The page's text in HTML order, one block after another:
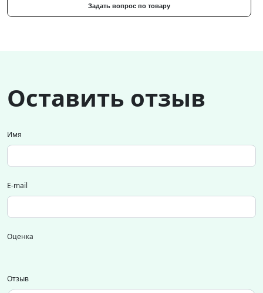
Задать вопрос по товару
Оставить отзыв
Имя
E-mail
Оценка
Отзыв